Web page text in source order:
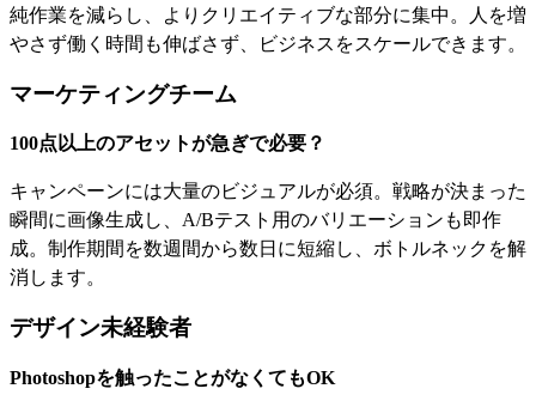
純作業を減らし、よりクリエイティブな部分に集中。人を増
やさず働く時間も伸ばさず、ビジネスをスケールできます。
マーケティングチーム
100点以上のアセットが急ぎで必要？
キャンペーンには大量のビジュアルが必須。戦略が決まった
瞬間に画像生成し、A/Bテスト用のバリエーションも即作
成。制作期間を数週間から数日に短縮し、ボトルネックを解
消します。
デザイン未経験者
Photoshopを触ったことがなくてもOK